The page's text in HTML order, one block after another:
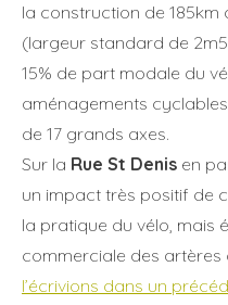
la construction de
(largeur standard de
15% de part modale du
aménagements
de 17 grands axes.
Sur la Rue St Denis en
un impact très positif de
la pratique du vélo, mais
commerciale des artères
l’écrivions dans un